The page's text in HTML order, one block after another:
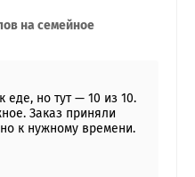
на семейное
еде, но тут — 10 из 10.
Заказ приняли
к нужному времени.